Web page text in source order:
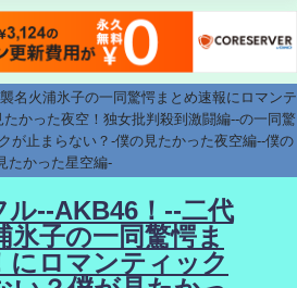
名火浦氷子の一同驚愕まとめ速報にロマンテ
かった夜空！独女批判殺到激闘編--の一同驚
が止まらない？-僕の見たかった夜空編--僕の
たかった星空編-
ル--AKB46！--二代
氷子の一同驚愕ま
にロマンティック